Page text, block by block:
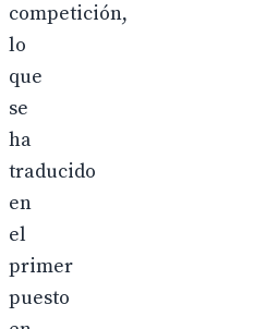
competición,
lo
que
se
ha
traducido
en
el
primer
puesto